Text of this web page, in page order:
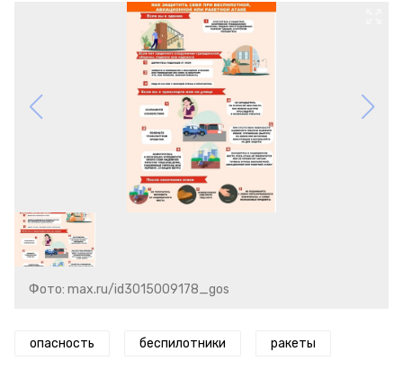
Фото: max.ru/id3015009178_gos
опасность беспилотники ракеты